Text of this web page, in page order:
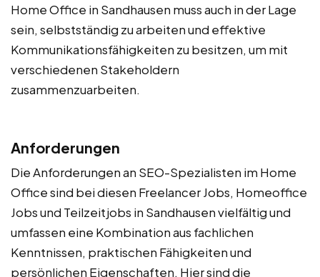
Home Office in Sandhausen muss auch in der Lage
sein, selbstständig zu arbeiten und effektive
Kommunikationsfähigkeiten zu besitzen, um mit
verschiedenen Stakeholdern
zusammenzuarbeiten.
Anforderungen
Die Anforderungen an SEO-Spezialisten im Home
Office sind bei diesen Freelancer Jobs, Homeoffice
Jobs und Teilzeitjobs in Sandhausen vielfältig und
umfassen eine Kombination aus fachlichen
Kenntnissen, praktischen Fähigkeiten und
persönlichen Eigenschaften. Hier sind die